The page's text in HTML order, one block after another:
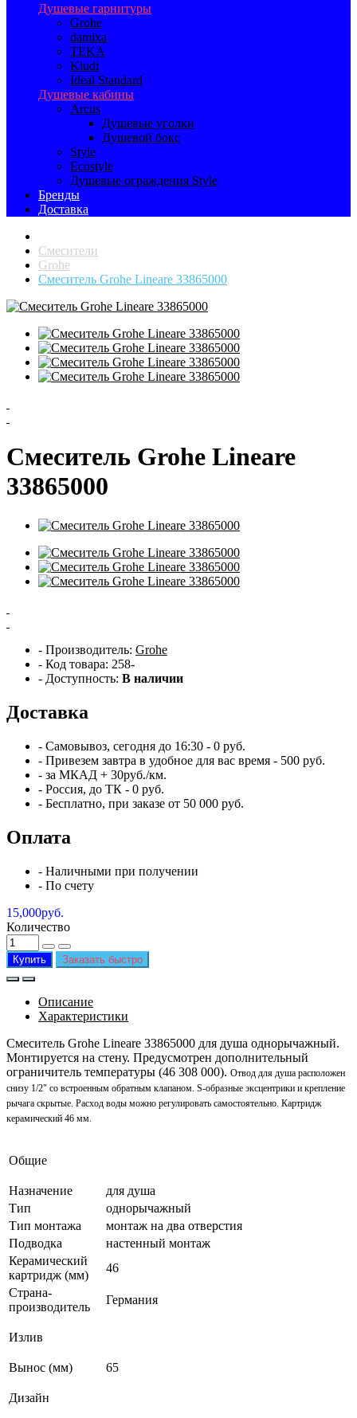
Душевые гарнитуры
Grohe
damixa
TEKA
Kludi
Ideal Standard
Душевые кабины
Arcus
Душевые уголки
Душевой бокс
Style
Ecostyle
Душевые ограждения Style
Бренды
Доставка
Смесители
Grohe
Смеситель Grohe Lineare 33865000
Смеситель Grohe Lineare
33865000
- Производитель: Grohe
- Код товара: 258-
- Доступность: В наличии
Доставка
- Самовывоз, сегодня до 16:30 - 0 руб.
- Привезем завтра в удобное для вас время - 500 руб.
- за МКАД + 30руб./км.
- Россия, до ТК - 0 руб.
- Бесплатно, при заказе от 50 000 руб.
Оплата
- Наличными при получении
- По счету
15,000руб.
Количество
Купить Заказать быстро
Описание
Характеристики
Смеситель Grohe Lineare 33865000 для душа однорычажный.
Монтируется на стену. Предусмотрен дополнительный
ограничитель температуры (46 308 000). Отвод для душа расположен
снизу 1/2" со встроенным обратным клапаном. S-образные эксцентрики и крепление
рычага скрытые. Расход воды можно регулировать самостоятельно. Картридж
керамический 46 мм.
Общие
Назначение
для душа
Тип
однорычажный
Тип монтажа
монтаж на два отверстия
Подводка
настенный монтаж
Керамический
картридж (мм)
46
Страна-
производитель
Германия
Излив
Вынос (мм) 65
Дизайн